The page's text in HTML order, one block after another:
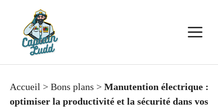
contenu
Accueil > Bons plans > Manutention électrique :
optimiser la productivité et la sécurité dans vos